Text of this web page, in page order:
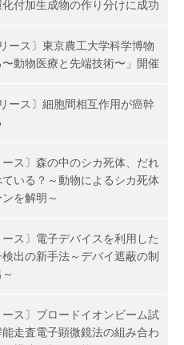
付加生成物の作り分けに成功
ース〕東京農工大学科学博物
動物医療と先端技術〜」開催
ース〕細胞間相互作用が癌幹
ース〕森の中のシカ死体、だれ
いる？～動物によるシカ死体
を解明～
ース〕電子デバイスを利用した
出の新手法～デバイ遮蔽の制
ース〕ブロードイオンビーム試
走査電子顕微鏡法の組み合わ